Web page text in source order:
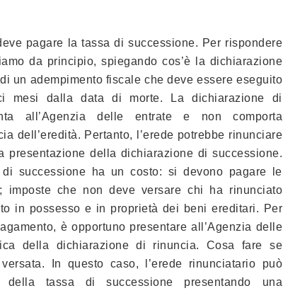
pagare la tassa di successione. Per rispondere
da principio, spiegando cos’è la dichiarazione
un adempimento fiscale che deve essere eseguito
mesi dalla data di morte. La dichiarazione di
all’Agenzia delle entrate e non comporta
dell’eredità. Pertanto, l’erede potrebbe rinunciare
presentazione della dichiarazione di successione.
successione ha un costo: si devono pagare le
imposte che non deve versare chi ha rinunciato
in possesso e in proprietà dei beni ereditari. Per
è opportuno presentare all’Agenzia delle
della dichiarazione di rinuncia. Cosa fare se
In questo caso, l’erede rinunciatario può
della tassa di successione presentando una